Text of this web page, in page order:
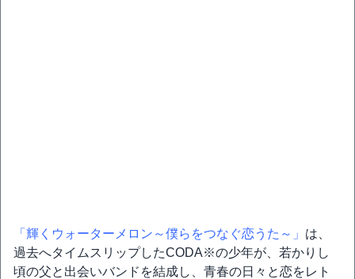
「輝くウォーターメロン～僕らをつなぐ恋うた～」 は、
過去へタイムスリップしたCODA※の少年が、若かりし
頃の父と出会いバンドを結成し、青春の日々と恋をレト